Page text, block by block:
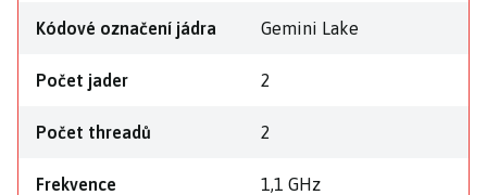
Kódové označení jádra Gemini Lake
Počet jader 2
Počet threadů 2
Frekvence 1,1 GHz